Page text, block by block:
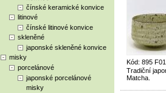
čínské keramické konvice
litinové
čínské litinové konvice
skleněné
japonské skleněné konvice
misky
porcelánové
japonské porcelánové
misky
Kód: 895
Tradiční
Matcha.